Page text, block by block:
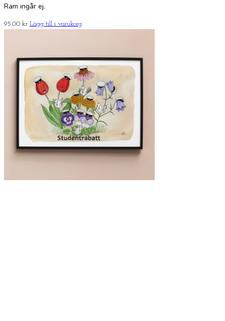
Ram ingår ej.
95.00 kr Lägg till i varukorg